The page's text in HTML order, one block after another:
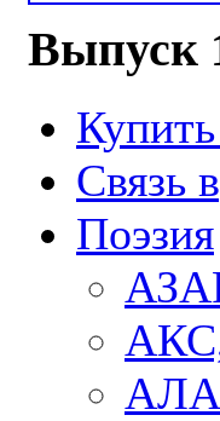
Выпуск
Связь
Поэзия